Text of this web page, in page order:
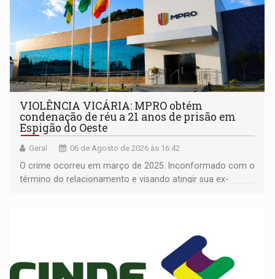
VIOLÊNCIA VICÁRIA: MPRO obtém
condenação de réu a 21 anos de prisão em
Espigão do Oeste
Geral 06 de Agosto de 2026 às 16:42
O crime ocorreu em março de 2025. Inconformado com o
término do relacionamento e visando atingir sua ex-